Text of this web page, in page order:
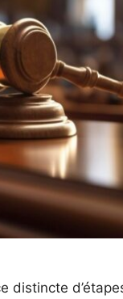
distincte